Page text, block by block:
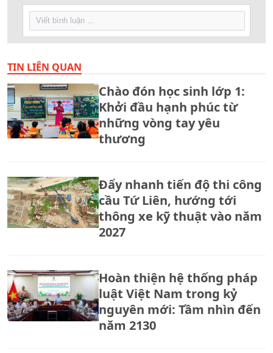
TIN LIÊN QUAN
Chào đón học sinh lớp 1:
Khởi đầu hạnh phúc từ
những vòng tay yêu
thương
Đẩy nhanh tiến độ thi công
cầu Tứ Liên, hướng tới
thông xe kỹ thuật vào năm
2027
Hoàn thiện hệ thống pháp
luật Việt Nam trong kỷ
nguyên mới: Tầm nhìn đến
năm 2130